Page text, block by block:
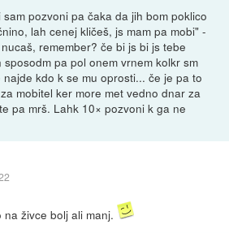
pozvoni pa čaka da jih bom poklico
lah cenej kličeš, js mam pa mobi" -
remember? če bi js bi js tebe
pa pol onem vrnem kolkr sm
kdo k se mu oprosti... če je pa to
mobitel ker more met vedno dnar za
pa mrš. Lahk 10× pozvoni k ga ne
živce bolj ali manj.